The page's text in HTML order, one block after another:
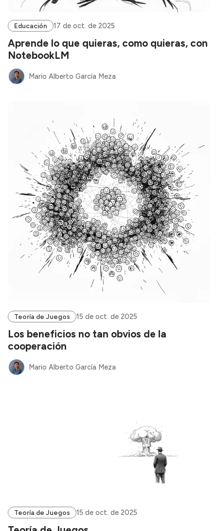
Educación 17 de oct. de 2025
Aprende lo que quieras, como quieras, con
NotebookLM
Mario Alberto García Meza
Teoría de Juegos 15 de oct. de 2025
Los beneficios no tan obvios de la
cooperación
Mario Alberto García Meza
Teoría de Juegos 15 de oct. de 2025